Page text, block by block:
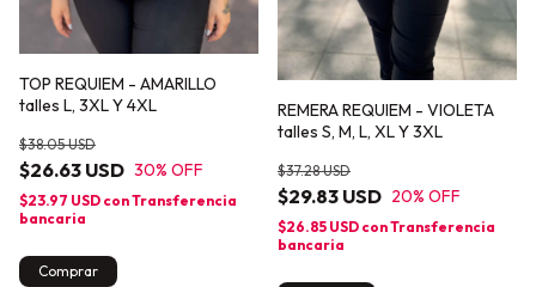
TOP REQUIEM - AMARILLO
talles L, 3XL Y 4XL
$26.63 USD
$38.05 USD
30% OFF
$23.97 USD conTransferencia
bancaria
Comprar
REMERA REQUIEM - VIOLETA
talles S, M, L, XL Y 3XL
$29.83 USD
$37.28 USD
20% OFF
$26.85 USD conTransferencia
bancaria